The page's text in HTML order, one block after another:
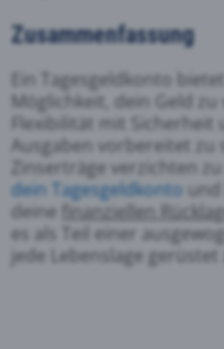
Zusammenfassung
Ein Tagesgeldkonto
Möglichkeit, dein Geld
Flexibilität mit
Ausgaben vorbereitet zu
Zinserträge verzichten
dein Tagesgeldkonto
deine
finanziellen
es als Teil einer
jede Lebenslage gerüstet